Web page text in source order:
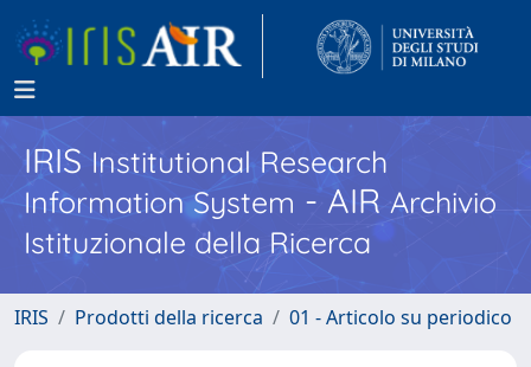
IRISInstitutional Research
Information System - AIR Archivio
Istituzionale della Ricerca
IRIS Prodotti della ricerca 01 - Articolo su periodico